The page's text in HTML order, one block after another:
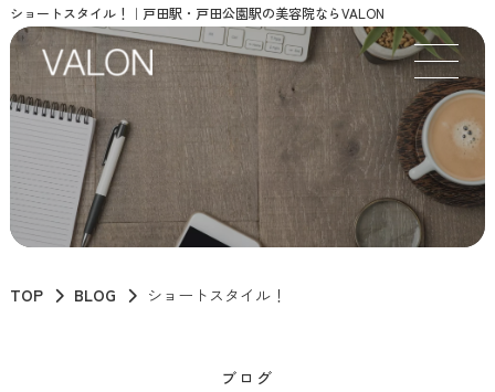
ショートスタイル！｜戸田駅・戸田公園駅の美容院ならVALON
TOP BLOG ショートスタイル！
ブログ